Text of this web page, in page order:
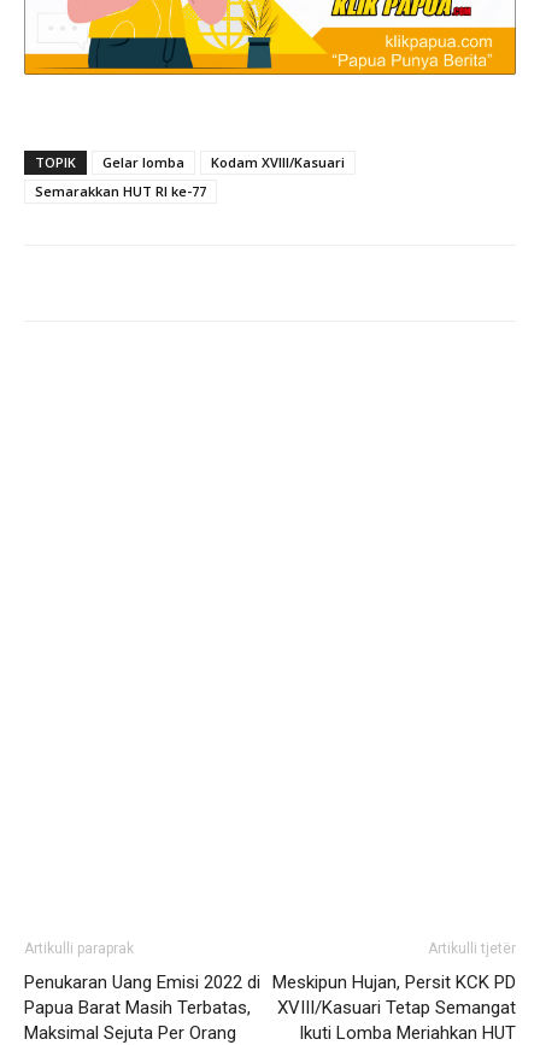
TOPIK Gelar lomba
Kodam XVIII/Kasuari
Semarakkan HUT RI ke-77
Artikulli paraprak
Penukaran Uang Emisi 2022 di
Papua Barat Masih Terbatas,
Maksimal Sejuta Per Orang
Artikulli tjetër
Meskipun Hujan, Persit KCK PD
XVIII/Kasuari Tetap Semangat
Ikuti Lomba Meriahkan HUT